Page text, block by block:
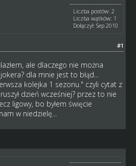
Liczba postów: 2
Liczba wątków: 1
Dołączył: Sep 2010
#1
ale dlaczego nie można
dla mnie jest to błąd...
kolejka 1 sezonu." czyli cytat z
dzień wcześniej? przez to nie
ligowy, bo byłem święcie
w niedzielę...